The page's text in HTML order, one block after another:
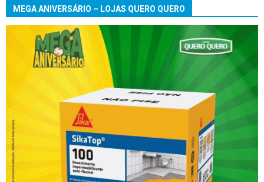
MEGA ANIVERSÁRIO – LOJAS QUERO QUERO